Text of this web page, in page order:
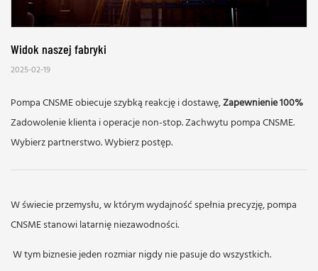
Widok naszej fabryki
2025-02-19
Pompa CNSME obiecuje szybką reakcję i dostawę,Zapewnienie 100%
Zadowolenie klienta i operacje non-stop. Zachwytu pompa CNSME.
Wybierz partnerstwo. Wybierz postęp.
W świecie przemysłu, w którym wydajność spełnia precyzję, pompa
CNSME stanowi latarnię niezawodności.
W tym biznesie jeden rozmiar nigdy nie pasuje do wszystkich.